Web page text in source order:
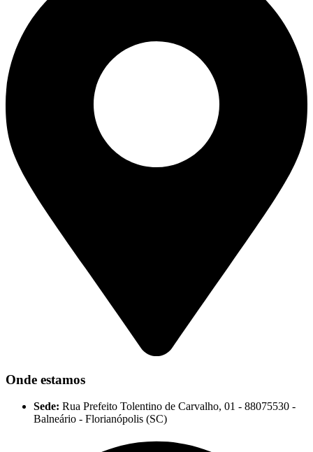
Onde estamos
Sede: Rua Prefeito Tolentino de Carvalho, 01 - 88075530 -
Balneário - Florianópolis (SC)